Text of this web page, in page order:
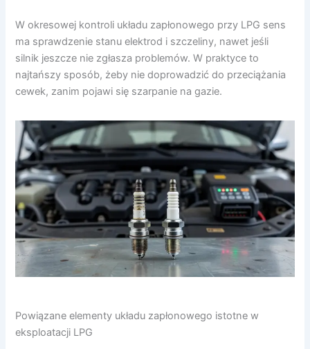
W okresowej kontroli układu zapłonowego przy LPG sens
ma sprawdzenie stanu elektrod i szczeliny, nawet jeśli
silnik jeszcze nie zgłasza problemów. W praktyce to
najtańszy sposób, żeby nie doprowadzić do przeciążania
cewek, zanim pojawi się szarpanie na gazie.
Powiązane elementy układu zapłonowego istotne w
eksploatacji LPG